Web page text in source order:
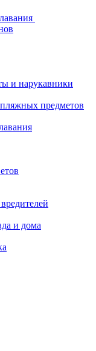
и нарукавники
предметов
и дома